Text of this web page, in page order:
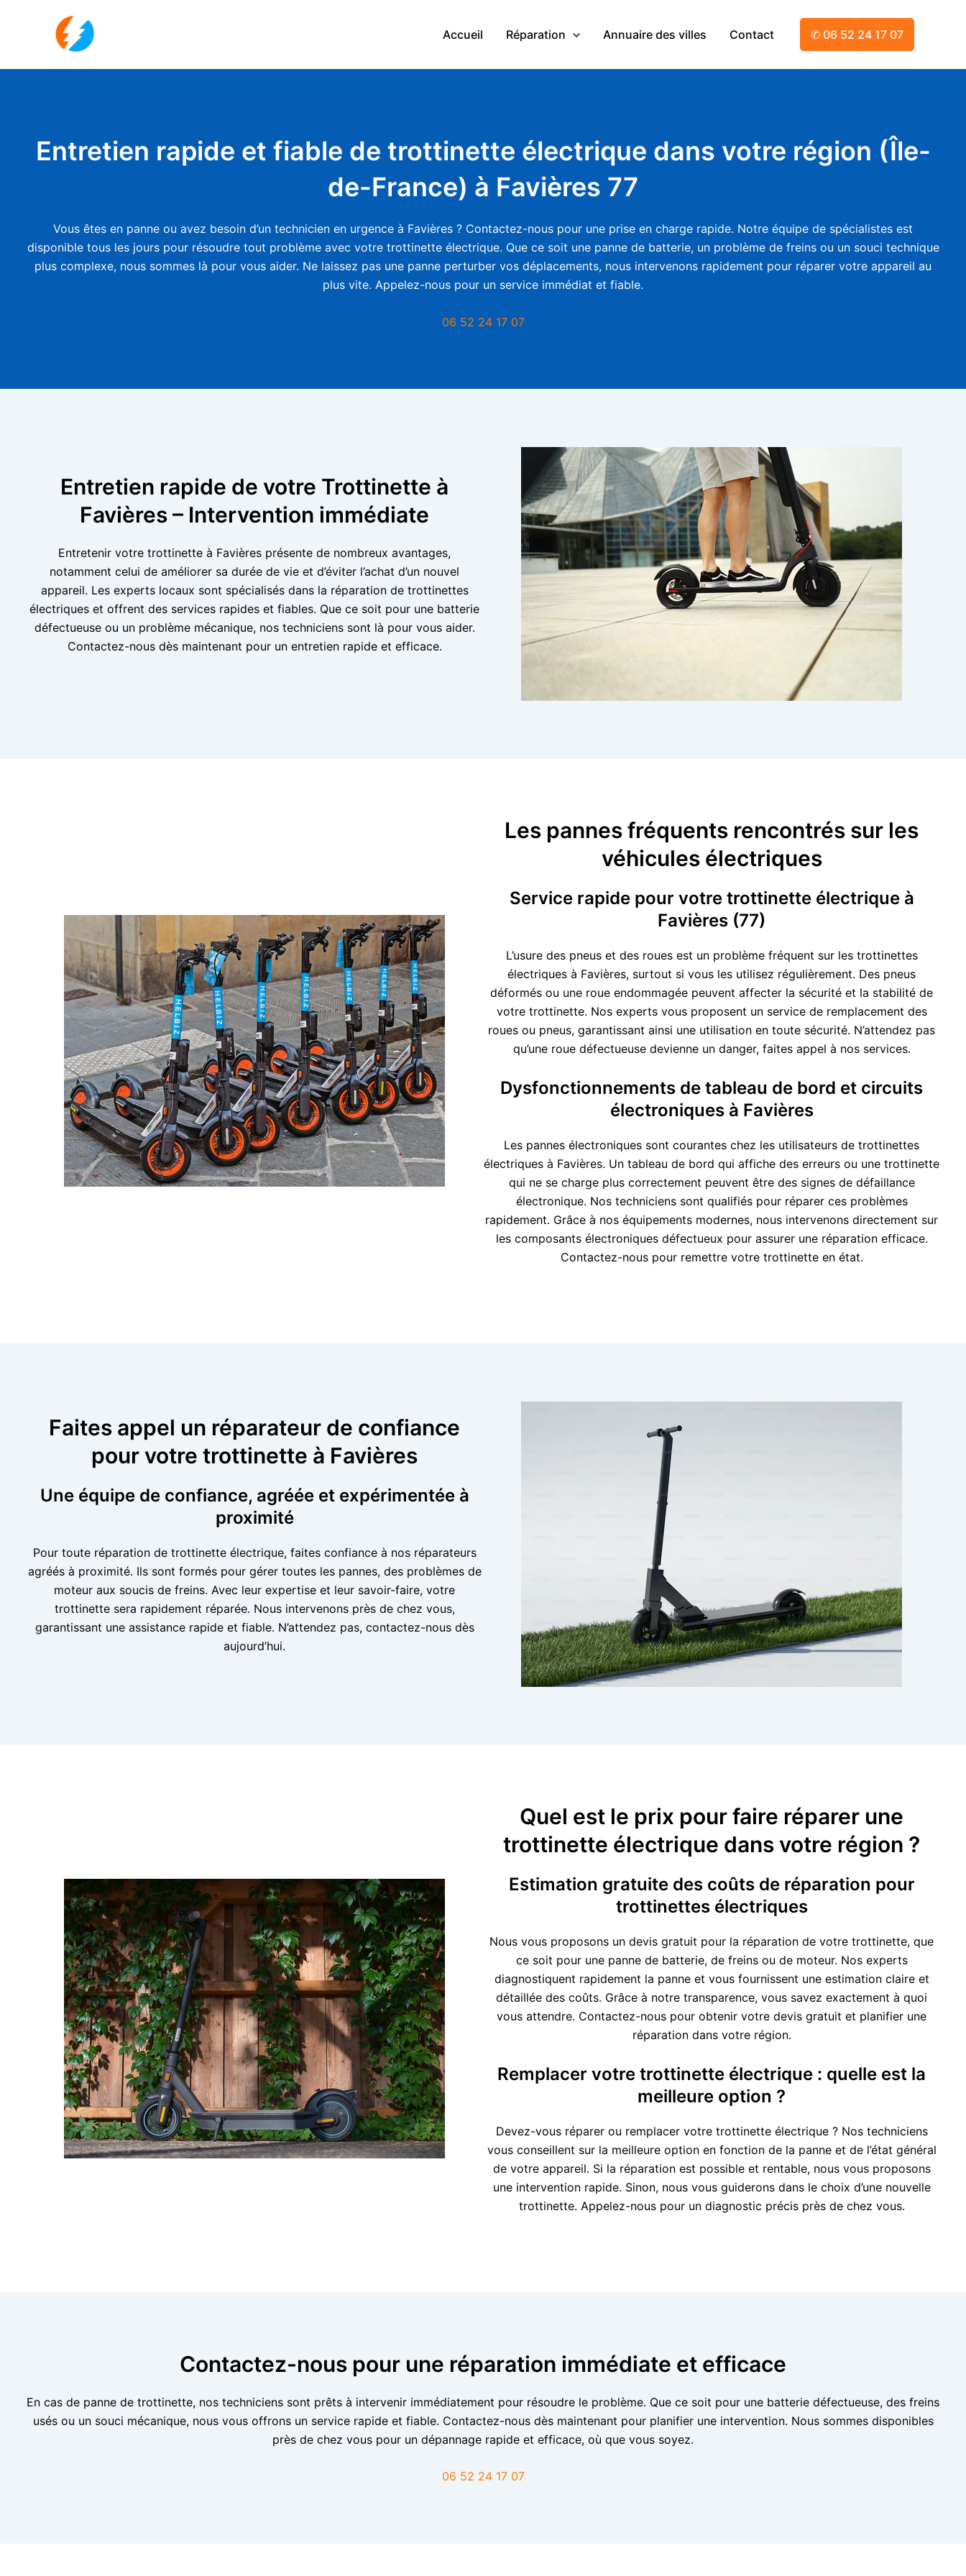
Accueil Réparation Annuaire des villes Contact ✆ 06 52 24 17 07
Entretien rapide et fiable de trottinette électrique dans votre région (Île-
de-France) à Favières 77
Vous êtes en panne ou avez besoin d’un technicien en urgence à Favières ? Contactez-nous pour une prise en charge rapide. Notre équipe de spécialistes est
disponible tous les jours pour résoudre tout problème avec votre trottinette électrique. Que ce soit une panne de batterie, un problème de freins ou un souci technique
plus complexe, nous sommes là pour vous aider. Ne laissez pas une panne perturber vos déplacements, nous intervenons rapidement pour réparer votre appareil au
plus vite. Appelez-nous pour un service immédiat et fiable.
06 52 24 17 07
Entretien rapide de votre Trottinette à
Favières – Intervention immédiate
Entretenir votre trottinette à Favières présente de nombreux avantages,
notamment celui de améliorer sa durée de vie et d’éviter l’achat d’un nouvel
appareil. Les experts locaux sont spécialisés dans la réparation de trottinettes
électriques et offrent des services rapides et fiables. Que ce soit pour une batterie
défectueuse ou un problème mécanique, nos techniciens sont là pour vous aider.
Contactez-nous dès maintenant pour un entretien rapide et efficace.
Les pannes fréquents rencontrés sur les
véhicules électriques
Service rapide pour votre trottinette électrique à
Favières (77)
L’usure des pneus et des roues est un problème fréquent sur les trottinettes
électriques à Favières, surtout si vous les utilisez régulièrement. Des pneus
déformés ou une roue endommagée peuvent affecter la sécurité et la stabilité de
votre trottinette. Nos experts vous proposent un service de remplacement des
roues ou pneus, garantissant ainsi une utilisation en toute sécurité. N’attendez pas
qu’une roue défectueuse devienne un danger, faites appel à nos services.
Dysfonctionnements de tableau de bord et circuits
électroniques à Favières
Les pannes électroniques sont courantes chez les utilisateurs de trottinettes
électriques à Favières. Un tableau de bord qui affiche des erreurs ou une trottinette
qui ne se charge plus correctement peuvent être des signes de défaillance
électronique. Nos techniciens sont qualifiés pour réparer ces problèmes
rapidement. Grâce à nos équipements modernes, nous intervenons directement sur
les composants électroniques défectueux pour assurer une réparation efficace.
Contactez-nous pour remettre votre trottinette en état.
Faites appel un réparateur de confiance
pour votre trottinette à Favières
Une équipe de confiance, agréée et expérimentée à
proximité
Pour toute réparation de trottinette électrique, faites confiance à nos réparateurs
agréés à proximité. Ils sont formés pour gérer toutes les pannes, des problèmes de
moteur aux soucis de freins. Avec leur expertise et leur savoir-faire, votre
trottinette sera rapidement réparée. Nous intervenons près de chez vous,
garantissant une assistance rapide et fiable. N’attendez pas, contactez-nous dès
aujourd’hui.
Quel est le prix pour faire réparer une
trottinette électrique dans votre région ?
Estimation gratuite des coûts de réparation pour
trottinettes électriques
Nous vous proposons un devis gratuit pour la réparation de votre trottinette, que
ce soit pour une panne de batterie, de freins ou de moteur. Nos experts
diagnostiquent rapidement la panne et vous fournissent une estimation claire et
détaillée des coûts. Grâce à notre transparence, vous savez exactement à quoi
vous attendre. Contactez-nous pour obtenir votre devis gratuit et planifier une
réparation dans votre région.
Remplacer votre trottinette électrique : quelle est la
meilleure option ?
Devez-vous réparer ou remplacer votre trottinette électrique ? Nos techniciens
vous conseillent sur la meilleure option en fonction de la panne et de l’état général
de votre appareil. Si la réparation est possible et rentable, nous vous proposons
une intervention rapide. Sinon, nous vous guiderons dans le choix d’une nouvelle
trottinette. Appelez-nous pour un diagnostic précis près de chez vous.
Contactez-nous pour une réparation immédiate et efficace
En cas de panne de trottinette, nos techniciens sont prêts à intervenir immédiatement pour résoudre le problème. Que ce soit pour une batterie défectueuse, des freins
usés ou un souci mécanique, nous vous offrons un service rapide et fiable. Contactez-nous dès maintenant pour planifier une intervention. Nous sommes disponibles
près de chez vous pour un dépannage rapide et efficace, où que vous soyez.
06 52 24 17 07